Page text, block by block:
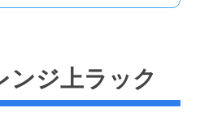
ンジ上ラック